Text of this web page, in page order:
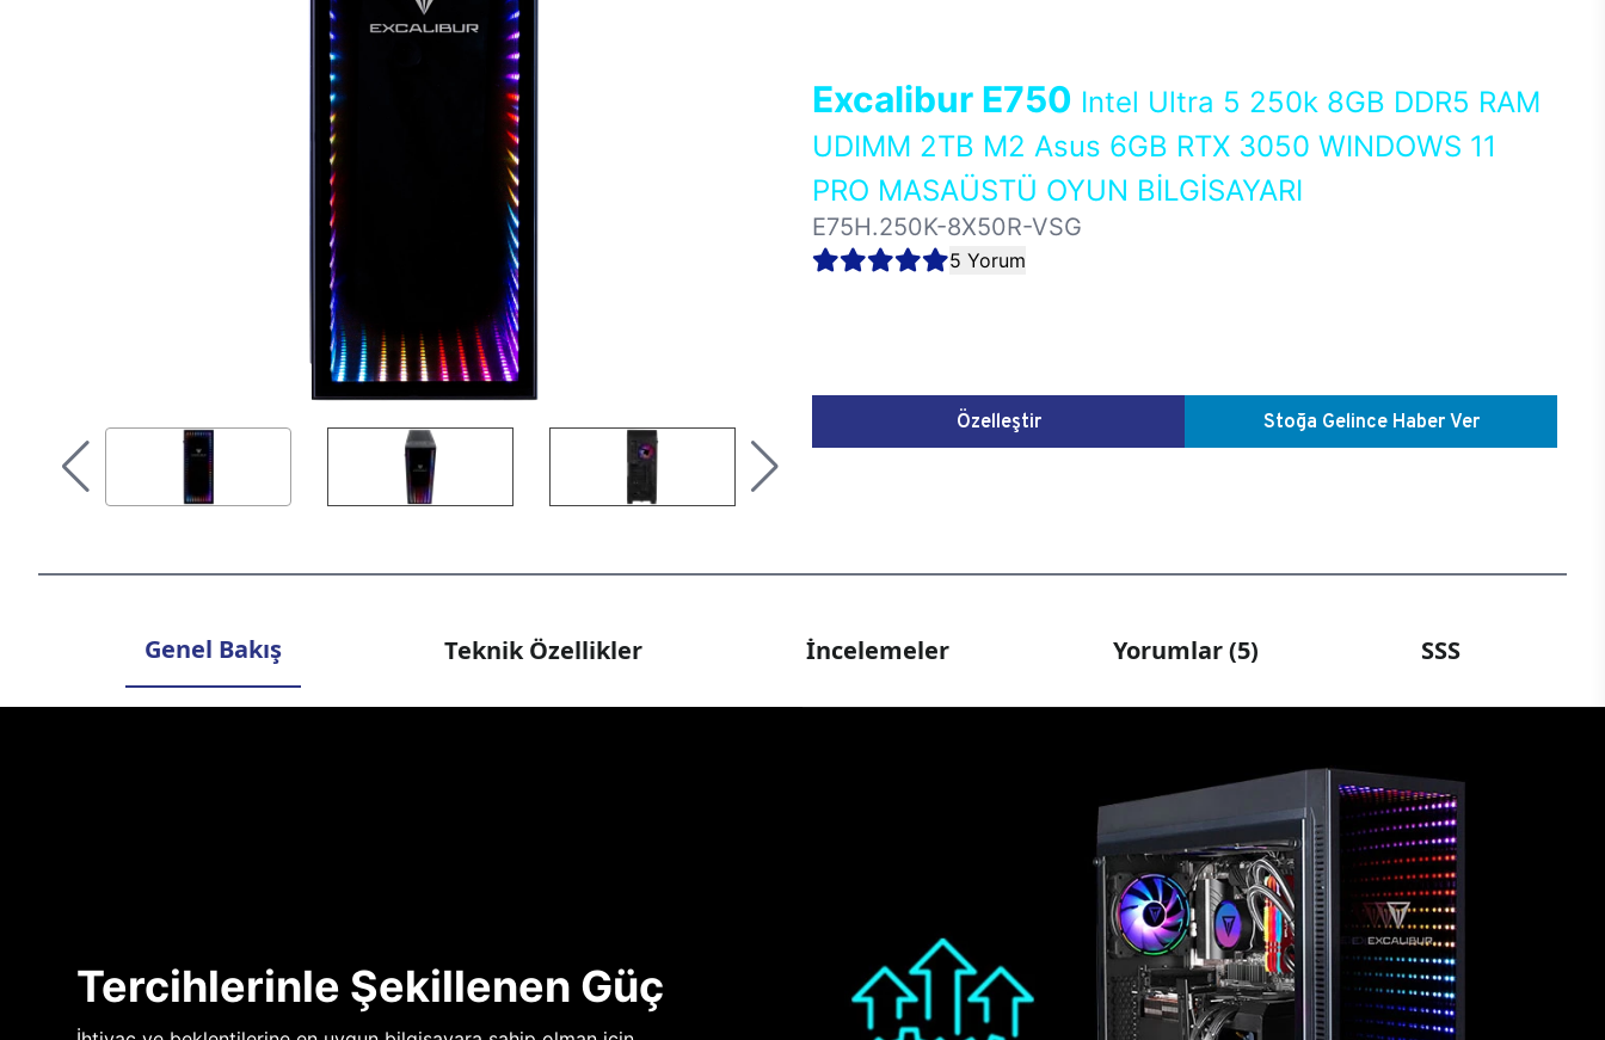
Excalibur E750 Intel Ultra 5 250k 8GB DDR5 RAM
UDIMM 2TB M2 Asus 6GB RTX 3050 WINDOWS 11
PRO MASAÜSTÜ OYUN BİLGİSAYARI
E75H.250K-8X50R-VSG
5 Yorum
Özelleştir Stoğa Gelince Haber Ver
Genel Bakış Teknik Özellikler İncelemeler Yorumlar (5) SSS
Tercihlerinle Şekillenen Güç